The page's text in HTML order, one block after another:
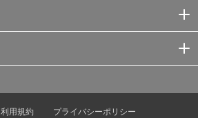
利用規約 プライバシーポリシー